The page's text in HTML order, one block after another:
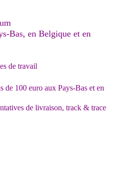
Bas, en Belgique et en
de travail
de 100 euro aux Pays-Bas et en
de livraison, track & trace